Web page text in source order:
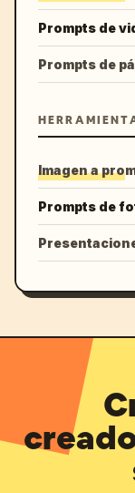
Prompts de
Prompts de
Imagen a
Prompts de